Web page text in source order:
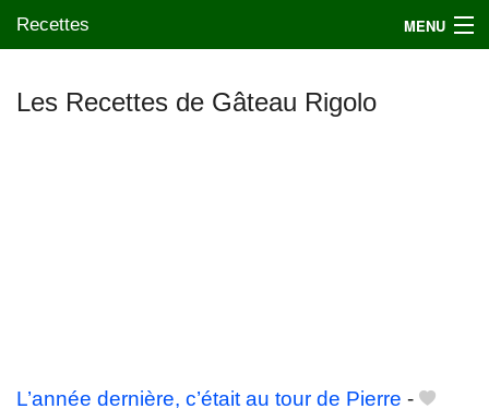
Recettes MENU
Les Recettes de Gâteau Rigolo
L’année dernière, c’était au tour de Pierre -